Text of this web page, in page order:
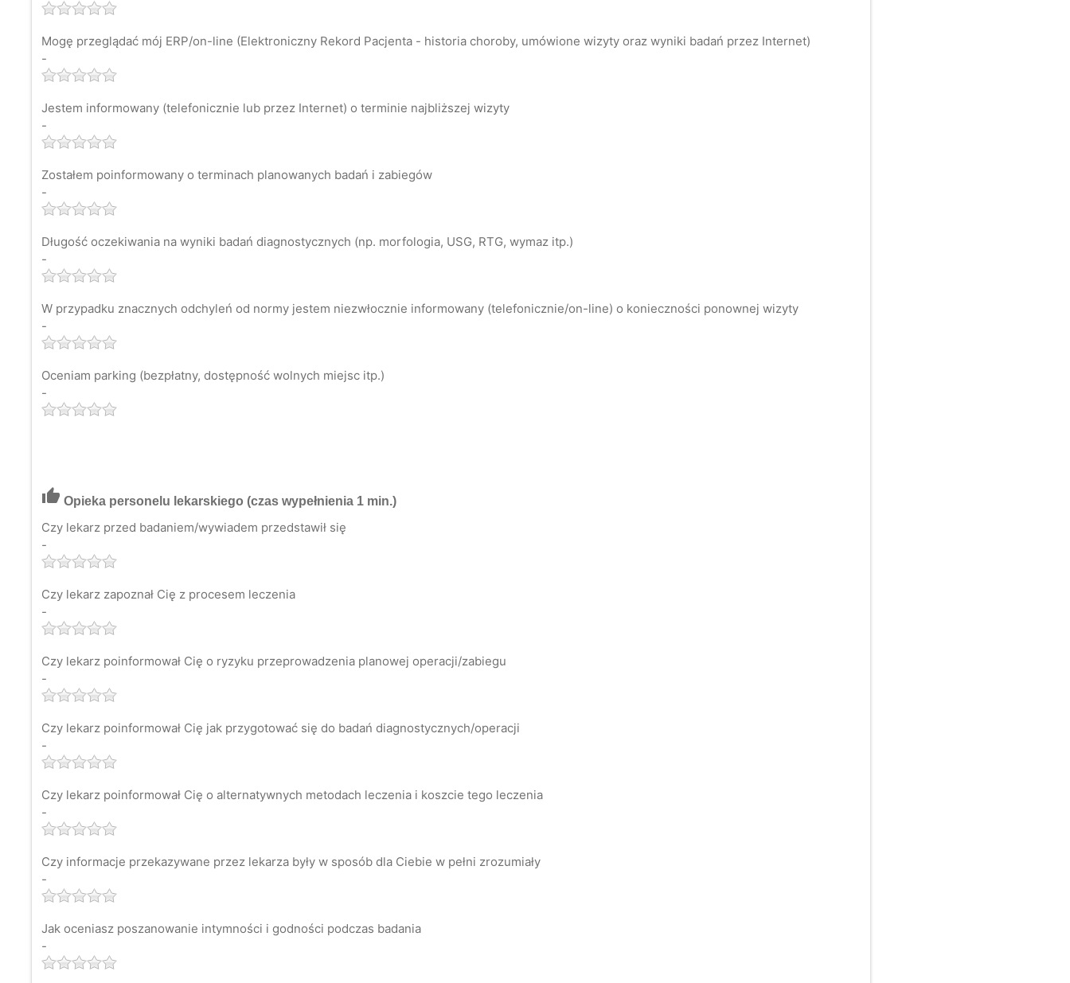
Mogę przeglądać mój ERP/on-line (Elektroniczny Rekord Pacjenta - historia choroby, umówione wizyty oraz wyniki badań przez Internet)
-
Jestem informowany (telefonicznie lub przez Internet) o terminie najbliższej wizyty
-
Zostałem poinformowany o terminach planowanych badań i zabiegów
-
Długość oczekiwania na wyniki badań diagnostycznych (np. morfologia, USG, RTG, wymaz itp.)
-
W przypadku znacznych odchyleń od normy jestem niezwłocznie informowany (telefonicznie/on-line) o konieczności ponownej wizyty
-
Oceniam parking (bezpłatny, dostępność wolnych miejsc itp.)
-
thumb_up Opieka personelu lekarskiego (czas wypełnienia 1 min.)
Czy lekarz przed badaniem/wywiadem przedstawił się
-
Czy lekarz zapoznał Cię z procesem leczenia
-
Czy lekarz poinformował Cię o ryzyku przeprowadzenia planowej operacji/zabiegu
-
Czy lekarz poinformował Cię jak przygotować się do badań diagnostycznych/operacji
-
Czy lekarz poinformował Cię o alternatywnych metodach leczenia i koszcie tego leczenia
-
Czy informacje przekazywane przez lekarza były w sposób dla Ciebie w pełni zrozumiały
-
Jak oceniasz poszanowanie intymności i godności podczas badania
-